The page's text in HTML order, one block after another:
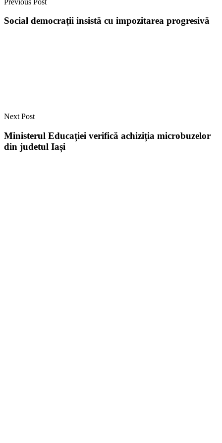
Social democrații insistă cu impozitarea progresivă
Next Post
Ministerul Educației verifică achiziția microbuzelor
din judetul Iași